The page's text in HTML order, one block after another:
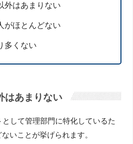
外はあまりない
がほとんどない
多くない
はあまりない
して管理部門に特化しているた
いことが挙げられます。